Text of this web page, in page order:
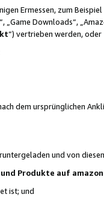
Ermessen, zum
Downloads“,
“) vertrieben werden, oder
dem ursprünglichen
und von
Produkte auf
ist; und